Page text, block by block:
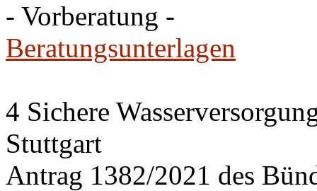
- Vorberatung -
Beratungsunterlagen
4 Sichere
Stuttgart
Antrag 1382/2021 des